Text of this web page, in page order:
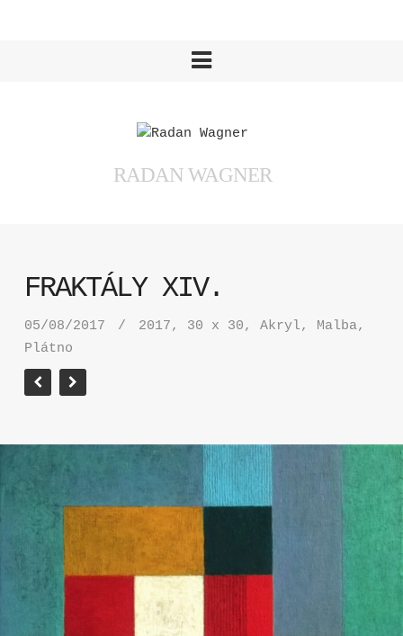
RADAN WAGNER
FRAKTÁLY XIV.
05/08/2017
2017, 30 x 30, Akryl, Malba,
Plátno